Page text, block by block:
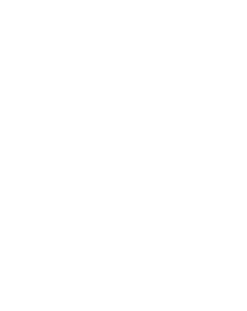
Kalenderjahres.
erhalten ohne
vier Wochen innerhalb eines
Aulendorf -
(landwirtschaft-bw.de)
Regierungspräsidien Baden-
wuerttemberg.de)
Württemberg (FischG)